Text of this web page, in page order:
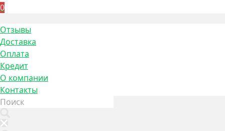
0
Отзывы
Доставка
Оплата
Кредит
О компании
Контакты